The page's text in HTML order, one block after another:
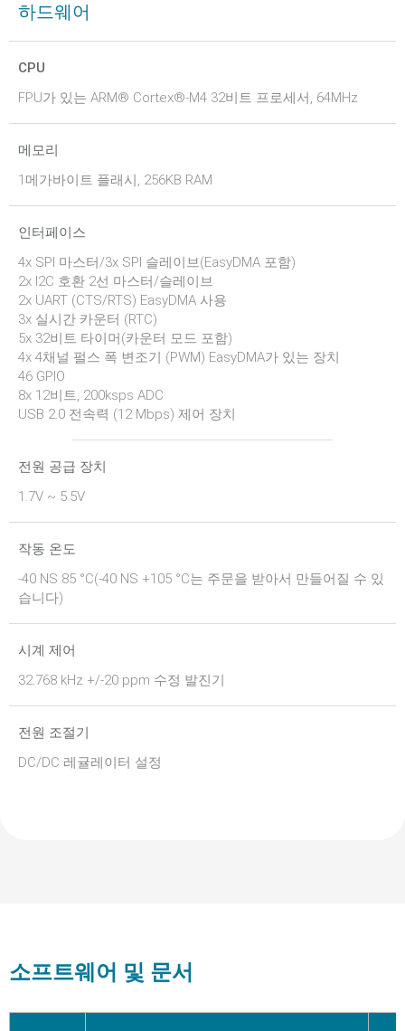
하드웨어
CPU
FPU가 있는 ARM® Cortex®-M4 32비트 프로세서, 64MHz
메모리
1메가바이트 플래시, 256KB RAM
인터페이스
4x SPI 마스터/3x SPI 슬레이브(EasyDMA 포함)
2x I2C 호환 2선 마스터/슬레이브
2x UART (CTS/RTS) EasyDMA 사용
3x 실시간 카운터 (RTC)
5x 32비트 타이머(카운터 모드 포함)
4x 4채널 펄스 폭 변조기 (PWM) EasyDMA가 있는 장치
46 GPIO
8x 12비트, 200ksps ADC
USB 2.0 전속력 (12 Mbps) 제어 장치
전원 공급 장치
1.7V ~ 5.5V
작동 온도
-40 NS 85 °C(-40 NS +105 °C는 주문을 받아서 만들어질 수 있
습니다)
시계 제어
32.768 kHz +/-20 ppm 수정 발진기
전원 조절기
DC/DC 레귤레이터 설정
소프트웨어 및 문서